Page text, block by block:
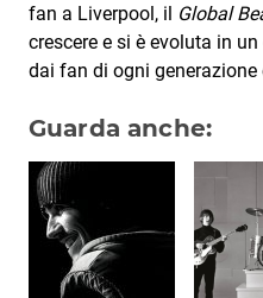
fan a Liverpool, il Global
crescere e si è evoluta in
dai fan di ogni generazione
Guarda anche: